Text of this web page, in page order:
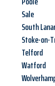
Sale
South
Stoke-on-
Telford
Watford